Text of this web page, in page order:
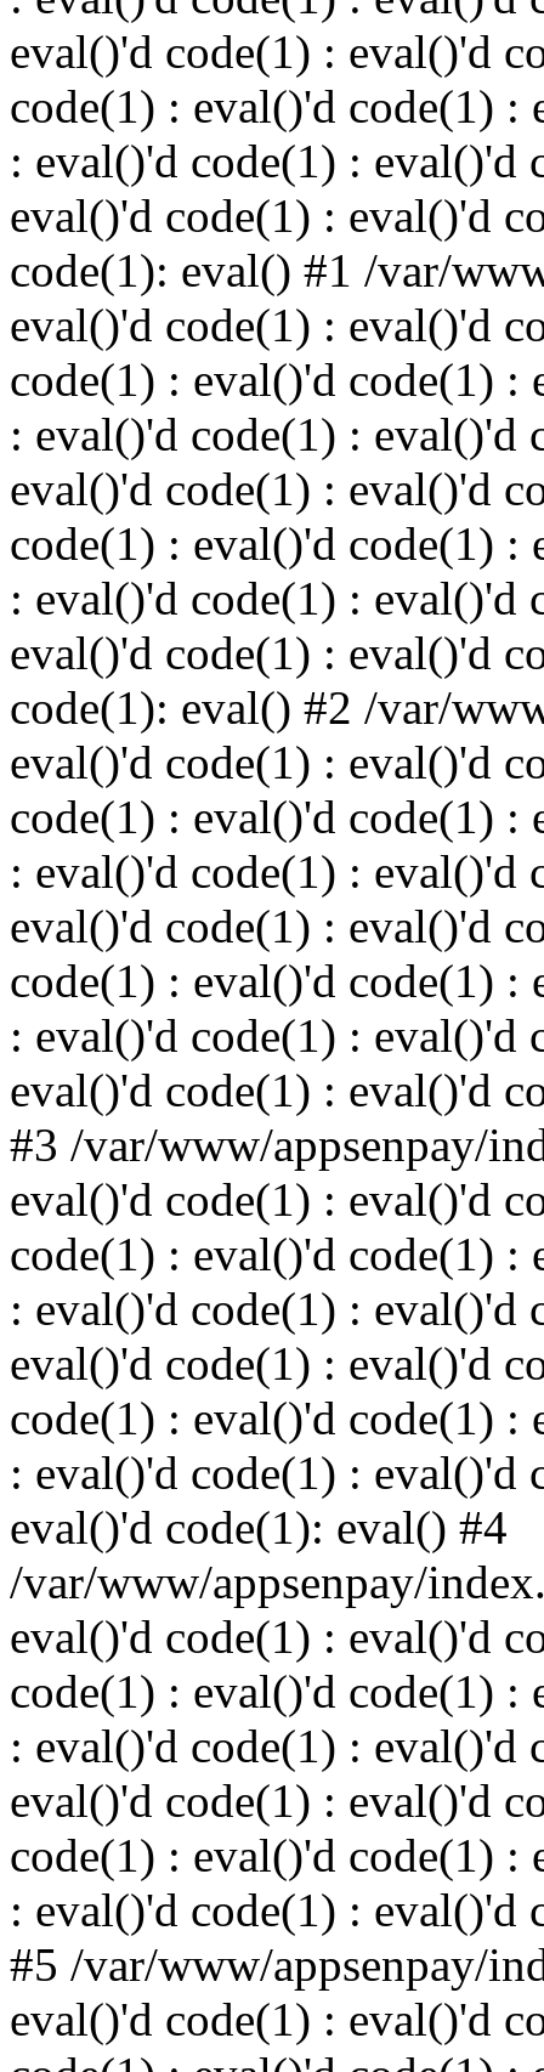
eval()'d code(1) : eval()'d
code(1) : eval()'d code(1) :
: eval()'d code(1) : eval()'d
eval()'d code(1) : eval()'d
code(1): eval() #1 /var/
eval()'d code(1) : eval()'d
code(1) : eval()'d code(1) :
: eval()'d code(1) : eval()'d
eval()'d code(1) : eval()'d
code(1) : eval()'d code(1) :
: eval()'d code(1) : eval()'d
eval()'d code(1) : eval()'d
code(1): eval() #2 /var/
eval()'d code(1) : eval()'d
code(1) : eval()'d code(1) :
: eval()'d code(1) : eval()'d
eval()'d code(1) : eval()'d
code(1) : eval()'d code(1) :
: eval()'d code(1) : eval()'d
eval()'d code(1) : eval()'d
#3 /var/www/appsenpay/
eval()'d code(1) : eval()'d
code(1) : eval()'d code(1) :
: eval()'d code(1) : eval()'d
eval()'d code(1) : eval()'d
code(1) : eval()'d code(1) :
: eval()'d code(1) : eval()'d
eval()'d code(1): eval() #4
/var/www/appsenpay/
eval()'d code(1) : eval()'d
code(1) : eval()'d code(1) :
: eval()'d code(1) : eval()'d
eval()'d code(1) : eval()'d
code(1) : eval()'d code(1) :
: eval()'d code(1) : eval()'d
#5 /var/www/appsenpay/
eval()'d code(1) : eval()'d